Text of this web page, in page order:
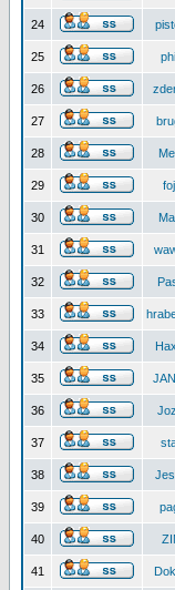
24
25
26
27
28
29
30
31
32
33
34
35
36
37
38
39
40
41